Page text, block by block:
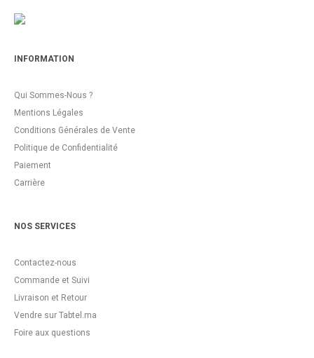
INFORMATION
Qui Sommes-Nous ?
Mentions Légales
Conditions Générales de Vente
Politique de Confidentialité
Paiement
Carrière
NOS SERVICES
Contactez-nous
Commande et Suivi
Livraison et Retour
Vendre sur Tabtel.ma
Foire aux questions